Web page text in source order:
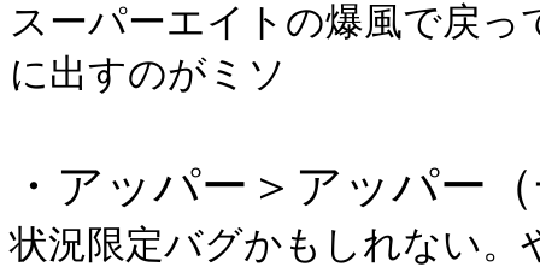
スーパーエイトの爆風で戻
に出すのがミソ
・アッパー＞アッパー
状況限定バグかもしれない。